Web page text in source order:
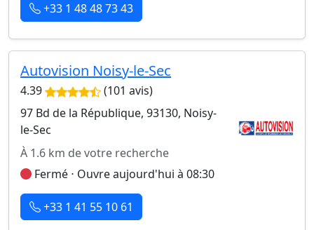
+33 1 48 48 73 43
Autovision Noisy-le-Sec
4.39
(101 avis)
97 Bd de la République, 93130, Noisy-
le-Sec
À 1.6 km de votre recherche
Fermé ⋅ Ouvre aujourd'hui à 08:30
+33 1 41 55 10 61